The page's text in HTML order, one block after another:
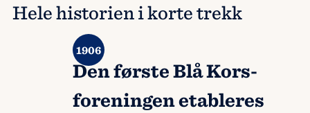
Hele historien i korte trekk
Den første Blå Kors-
foreningen etableres